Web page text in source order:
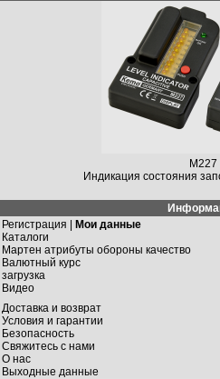
M227
Индикация состояния
Регистрация | Мои данные
Каталоги
Мартен атрибуты обороны качество
Валютный курс
загрузка
Видео
Доставка и возврат
Условия и гарантии
Безопасность
Свяжитесь с нами
О нас
Выходные данные